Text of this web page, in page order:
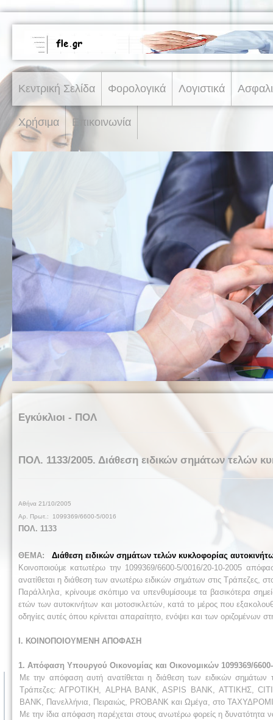
Κεντρική Σελίδα Φορολογικά Λογιστικά
Χρήσιμα Επικοινωνία
Εγκύκλιοι - ΠΟΛ
ΠΟΛ. 1133/2005. Διάθεση ειδικών σημάτων τελών
Αθήνα 21/10/2005
Αρ. Πρωτ.: 1099369/6600-5/0016
ΠΟΛ. 1133
ΘΕΜΑ:
Διάθεση ειδικών σημάτων τελών κυκλοφορίας
Κοινοποιούμε κατωτέρω την 1099369/6600-5/0016/20-10-2005
ανατίθεται η διάθεση των ανωτέρω ειδικών σημάτων στις Τράπεζες,
Παράλληλα, κρίνουμε σκόπιμο να υπενθυμίσουμε τα βασικότερα
ετών των αυτοκινήτων και μοτοσικλετών, κατά το μέρος που
οδηγίες αυτές όπου κρίνεται απαραίτητο, ενόψει και των
Ι. ΚΟΙΝΟΠΟΙΟΥΜΕΝΗ ΑΠΟΦΑΣΗ
1. Απόφαση Υπουργού Οικονομίας και Οικονομικών 1099369/6600-
Με την απόφαση αυτή ανατίθεται η διάθεση των ειδικών σημάτων
Τράπεζες: ΑΓΡΟΤΙΚΗ, ALPHA BANK, ASPIS BANK, ΑΤΤΙΚΗΣ,
BANK, Πανελλήνια, Πειραιώς, PROBANK και Ωμέγα, στο
Με την ίδια απόφαση παρέχεται στους ανωτέρω φορείς η δυνατότητα